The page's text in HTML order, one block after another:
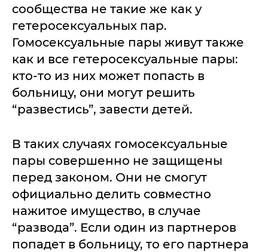
сообщества не такие же как у
гетеросексуальных пар.
Гомосексуальные пары живут также
как и все гетеросексуальные пары:
кто-то из них может попасть в
больницу, они могут решить
“развестись”, завести детей.
В таких случаях гомосексуальные
пары совершенно не защищены
перед законом. Они не смогут
официально делить совместно
нажитое имущество, в случае
“развода”. Если один из партнеров
попадет в больницу, то его партнера